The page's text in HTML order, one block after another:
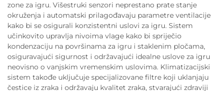
zone za igru. Višestruki senzori neprestano prate stanje
okruženja i automatski prilagođavaju parametre ventilacije
kako bi se osigurali konzistentni uslovi za igru. Sistem
učinkovito upravlja nivoima vlage kako bi spriječio
kondenzaciju na površinama za igru i staklenim pločama,
osiguravajući sigurnost i održavajući idealne uslove za igru
neovisno o vanjskim vremenskim uslovima. Klimatizacijski
sistem takođe uključuje specijalizovane filtre koji uklanjaju
čestice iz zraka i održavaju kvalitet zraka, stvarajući zdraviji